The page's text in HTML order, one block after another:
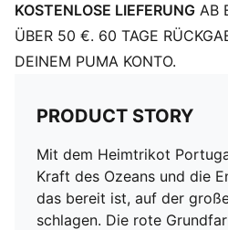
Passform: Pro
Hauptmaterial: Dobby
Ausschnitt: Rundhalsausschnitt
Team und PUMA Branding-
Versehen mit dem Namen und
Spielers
KOSTENLOSE LIEFERUNG AB
ÜBER 50 €. 60 TAGE
DEINEM PUMA KONTO.
PRODUCT STORY
Mit dem Heimtrikot
Kraft des Ozeans und die
das bereit ist, auf der
schlagen. Die rote